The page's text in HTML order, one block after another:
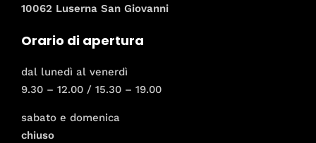
10062 Luserna San Giovanni
Orario di apertura
dal lunedì al venerdì
9.30 – 12.00 / 15.30 – 19.00
sabato e domenica
chiuso